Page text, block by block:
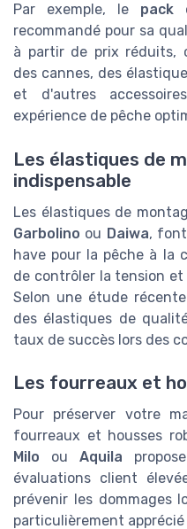
Par exemple, le pack
recommandé pour sa
à partir de prix réduits,
des cannes, des
et d'autres
expérience de pêche
Les élastiques de
indispensable
Les élastiques de
Garbolino ou Daiwa,
have pour la pêche à la
de contrôler la tension et
Selon une étude
des élastiques de
taux de succès lors des
Les fourreaux et
Pour préserver votre
fourreaux et housses
Milo ou Aquila
évaluations client
prévenir les dommages
particulièrement